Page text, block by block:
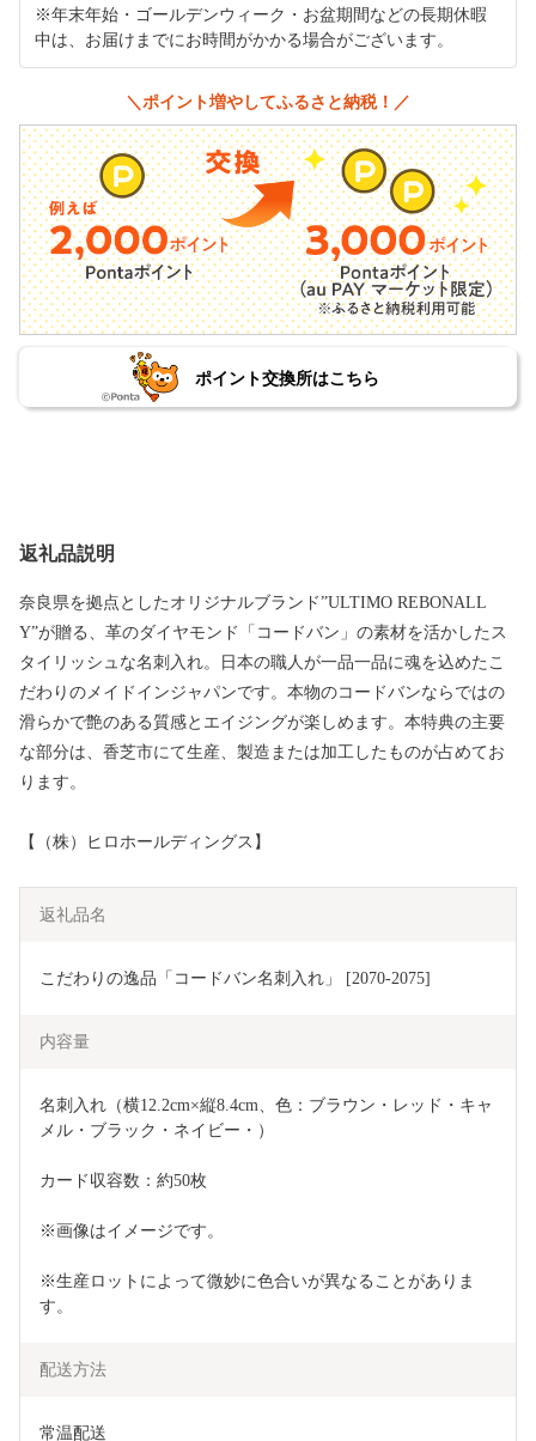
※年末年始・ゴールデンウィーク・お盆期間などの長期休暇
中は、お届けまでにお時間がかかる場合がございます。
＼ポイント増やしてふるさと納税！／
ポイント交換所はこちら
返礼品説明
奈良県を拠点としたオリジナルブランド”ULTIMO REBONALL
Y”が贈る、革のダイヤモンド「コードバン」の素材を活かしたス
タイリッシュな名刺入れ。日本の職人が一品一品に魂を込めたこ
だわりのメイドインジャパンです。本物のコードバンならではの
滑らかで艶のある質感とエイジングが楽しめます。本特典の主要
な部分は、香芝市にて生産、製造または加工したものが占めてお
ります。
【（株）ヒロホールディングス】
返礼品名
こだわりの逸品「コードバン名刺入れ」 [2070-2075]
内容量
名刺入れ（横12.2cm×縦8.4cm、色：ブラウン・レッド・キャ
メル・ブラック・ネイビー・）
カード収容数：約50枚
※画像はイメージです。
※生産ロットによって微妙に色合いが異なることがありま
す。
配送方法
常温配送